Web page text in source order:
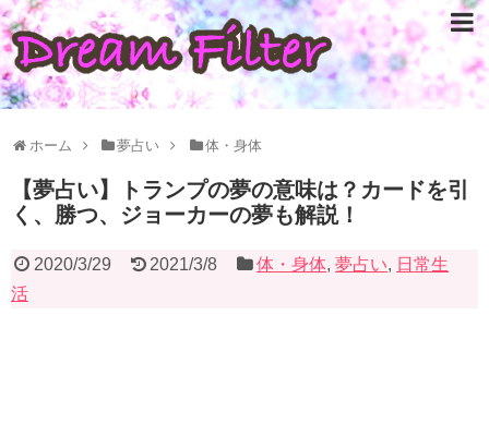
ホーム 夢占い 体・身体
【夢占い】トランプの夢の意味は？カードを引
く、勝つ、ジョーカーの夢も解説！
2020/3/29 2021/3/8 体・身体,夢占い, 日常生
活